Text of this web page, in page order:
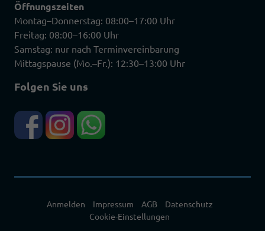
Öffnungszeiten
Montag–Donnerstag: 08:00–17:00 Uhr
Freitag: 08:00–16:00 Uhr
Samstag: nur nach Terminvereinbarung
Mittagspause (Mo.–Fr.): 12:30–13:00 Uhr
Folgen Sie uns
Anmelden Impressum AGB
Datenschutz
Cookie-Einstellungen